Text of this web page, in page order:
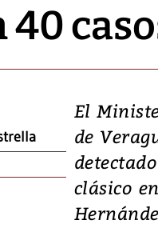
El
de
clásico